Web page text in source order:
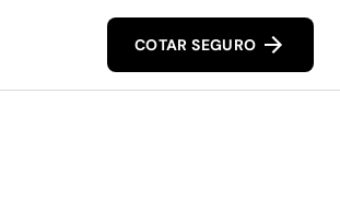
COTAR SEGURO